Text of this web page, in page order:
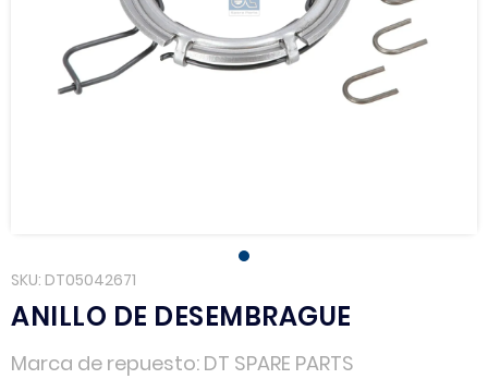
SKU DT05042671
ANILLO DE DESEMBRAGUE
Marca de repuesto DT SPARE PARTS